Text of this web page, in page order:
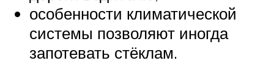
особенности климатической
системы позволяют иногда
запотевать стёклам.